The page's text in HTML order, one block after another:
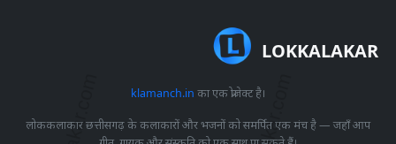
LOKKALAKAR
klamanch.in का एक प्रोजेक्ट है।
लोककलाकार छत्तीसगढ़ के कलाकारों और भजनों को समर्पित एक मंच है — जहाँ आप